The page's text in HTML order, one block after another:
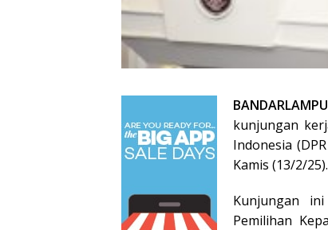
kunjungan
Indonesia
Kamis (13/2/25).
Kunjungan
Pemilihan